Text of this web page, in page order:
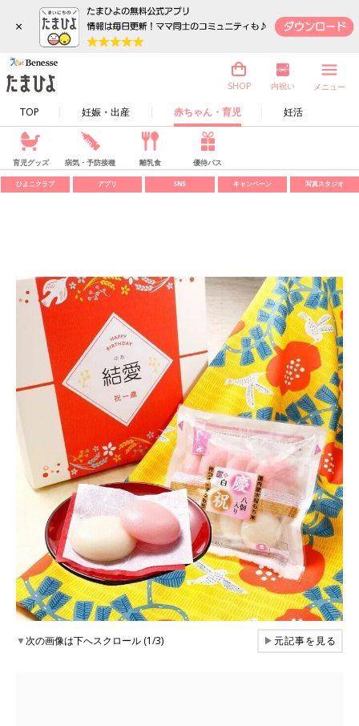
×
TOP 妊娠・出産 赤ちゃん・育児 妊活
SHOP 内祝い メニュー
育児グッズ 病気・予防接種 離乳食 優待パス
ひよこクラブ アプリ SNS キャンペーン 写真スタジオ
▼次の画像は下へスクロール (1/3) ▶元記事を見る